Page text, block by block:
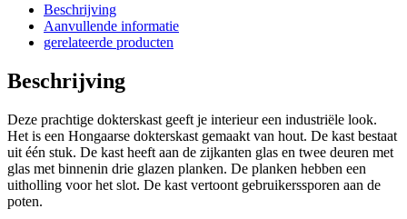
Beschrijving
Aanvullende informatie
gerelateerde producten
Beschrijving
Deze prachtige dokterskast geeft je interieur een industriële look.
Het is een Hongaarse dokterskast gemaakt van hout. De kast bestaat
uit één stuk. De kast heeft aan de zijkanten glas en twee deuren met
glas met binnenin drie glazen planken. De planken hebben een
uitholling voor het slot. De kast vertoont gebruikerssporen aan de
poten.